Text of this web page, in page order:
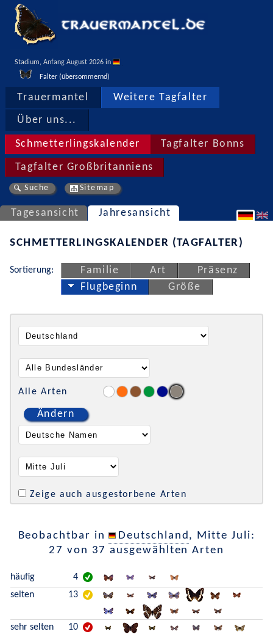
Stadium, Anfang August 2026 in
Falter (übersommernd)
Trauermantel Weitere Tagfalter
Über uns...
Schmetterlingskalender Tagfalter Bonns
Tagfalter Großbritanniens
Suche Sitemap
Tagesansicht Jahresansicht
SCHMETTERLINGSKALENDER (TAGFALTER)
Sortierung: Familie Art
Präsenz
Flugbeginn
Größe
Alle Arten
Ändern
Zeige auch ausgestorbene Arten
Beobachtbar in Deutschland, Mitte Juli:
27 von 37 ausgewählten Arten
häufig
4
selten
13
sehr selten 10